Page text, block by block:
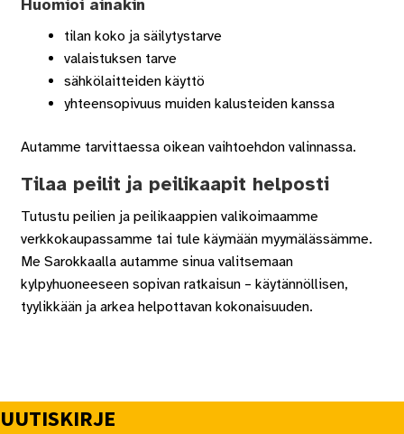
Huomioi ainakin
tilan koko ja säilytystarve
valaistuksen tarve
sähkölaitteiden käyttö
yhteensopivuus muiden kalusteiden kanssa
Autamme tarvittaessa oikean vaihtoehdon valinnassa.
Tilaa peilit ja peilikaapit helposti
Tutustu peilien ja peilikaappien valikoimaamme
verkkokaupassamme tai tule käymään myymälässämme.
Me Sarokkaalla autamme sinua valitsemaan
kylpyhuoneeseen sopivan ratkaisun – käytännöllisen,
tyylikkään ja arkea helpottavan kokonaisuuden.
UUTISKIRJE